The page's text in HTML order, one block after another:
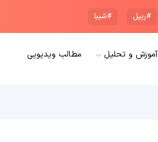
#ریپل #شیبا
آموزش و تحلیل
مطالب ویدیویی